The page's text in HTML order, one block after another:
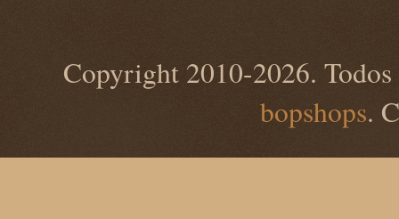
Copyright 2010-2026. Todos
bopshops.